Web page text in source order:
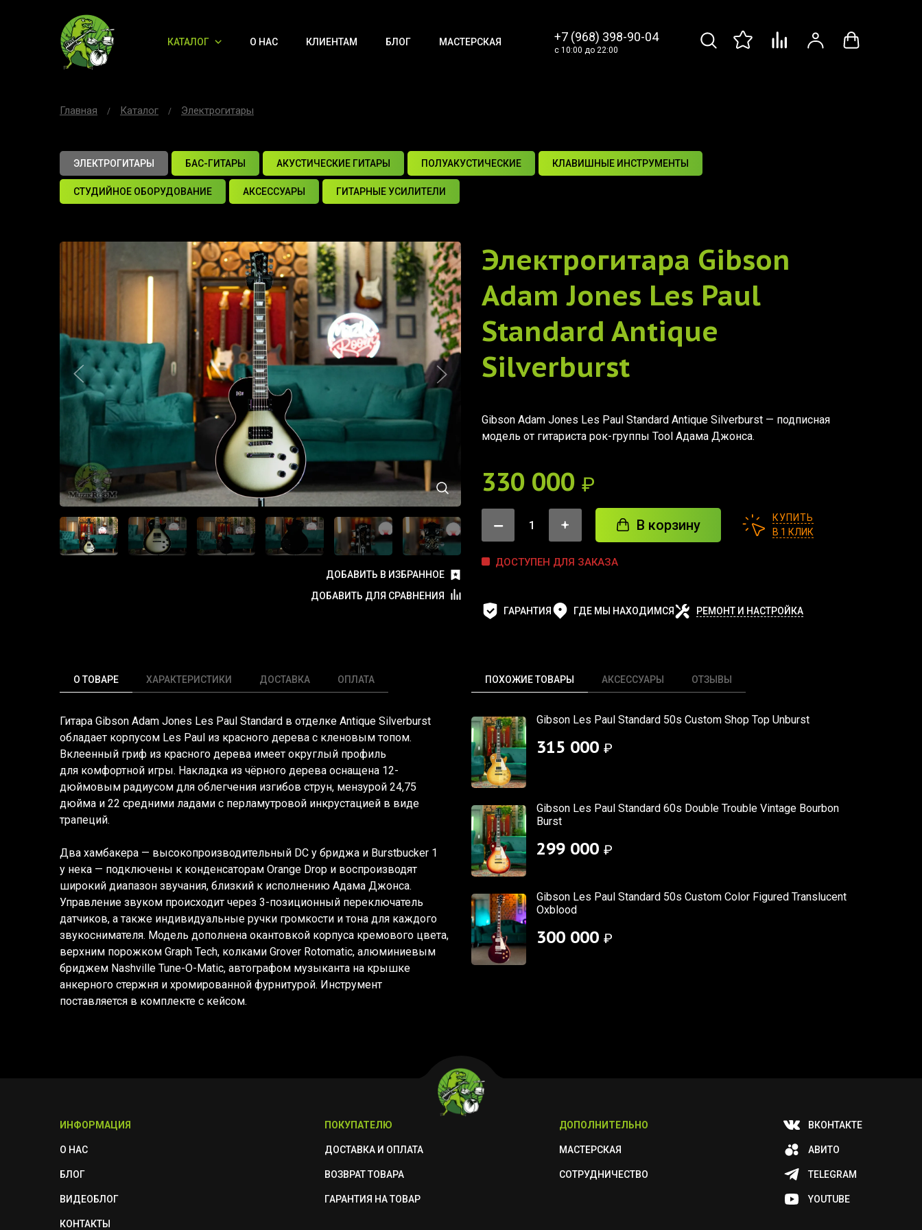
КАТАЛОГ О НАС КЛИЕНТАМ БЛОГ МАСТЕРСКАЯ +7 (968) 398-90-04
с 10:00 до 22:00
Главная Каталог Электрогитары
ЭЛЕКТРОГИТАРЫ БАС-ГИТАРЫ АКУСТИЧЕСКИЕ ГИТАРЫ ПОЛУАКУСТИЧЕСКИЕ КЛАВИШНЫЕ ИНСТРУМЕНТЫ
СТУДИЙНОЕ ОБОРУДОВАНИЕ АКСЕССУАРЫ ГИТАРНЫЕ УСИЛИТЕЛИ
ДОБАВИТЬ В ИЗБРАННОЕ
ДОБАВИТЬ ДЛЯ СРАВНЕНИЯ
Электрогитара Gibson
Adam Jones Les Paul
Standard Antique
Silverburst
Gibson Adam Jones Les Paul Standard Antique Silverburst — подписная
модель от гитариста рок-группы Tool Адама Джонса.
330 000 ₽
В корзину
КУПИТЬ
В 1 КЛИК
ДОСТУПЕН ДЛЯ ЗАКАЗА
ГАРАНТИЯ ГДЕ МЫ НАХОДИМСЯ РЕМОНТ И НАСТРОЙКА
О ТОВАРЕ ХАРАКТЕРИСТИКИ ДОСТАВКА ОПЛАТА
Гитара Gibson Adam Jones Les Paul Standard в отделке Antique Silverburst
обладает корпусом Les Paul из красного дерева с кленовым топом.
Вклеенный гриф из красного дерева имеет округлый профиль
для комфортной игры. Накладка из чёрного дерева оснащена 12-
дюймовым радиусом для облегчения изгибов струн, мензурой 24,75
дюйма и 22 средними ладами с перламутровой инкрустацией в виде
трапеций.
Два хамбакера — высокопроизводительный DC у бриджа и Burstbucker 1
у нека — подключены к конденсаторам Orange Drop и воспроизводят
широкий диапазон звучания, близкий к исполнению Адама Джонса.
Управление звуком происходит через 3-позиционный переключатель
датчиков, а также индивидуальные ручки громкости и тона для каждого
звукоснимателя. Модель дополнена окантовкой корпуса кремового цвета,
верхним порожком Graph Tech, колками Grover Rotomatic, алюминиевым
бриджем Nashville Tune-O-Matic, автографом музыканта на крышке
анкерного стержня и хромированной фурнитурой. Инструмент
поставляется в комплекте с кейсом.
ПОХОЖИЕ ТОВАРЫ АКСЕССУАРЫ ОТЗЫВЫ
Gibson Les Paul Standard 50s Custom Shop Top Unburst
315 000 ₽
Gibson Les Paul Standard 60s Double Trouble Vintage Bourbon
Burst
299 000 ₽
Gibson Les Paul Standard 50s Custom Color Figured Translucent
Oxblood
300 000 ₽
ИНФОРМАЦИЯ
О НАС
БЛОГ
ВИДЕОБЛОГ
КОНТАКТЫ
ПОКУПАТЕЛЮ
ДОСТАВКА И ОПЛАТА
ВОЗВРАТ ТОВАРА
ГАРАНТИЯ НА ТОВАР
ДОПОЛНИТЕЛЬНО
МАСТЕРСКАЯ
СОТРУДНИЧЕСТВО
ВКОНТАКТЕ
АВИТО
TELEGRAM
YOUTUBE